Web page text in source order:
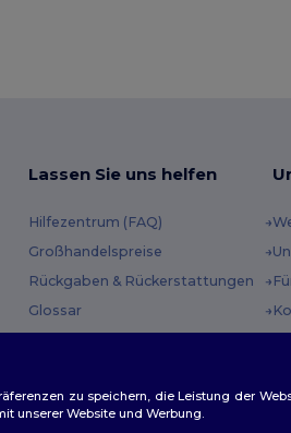
Lassen Sie uns helfen
Hilfezentrum (FAQ)
Großhandelspreise
Rückgaben & Rückerstattungen
Glossar
zu speichern, die Leistung der
unserer Website und Werbung.